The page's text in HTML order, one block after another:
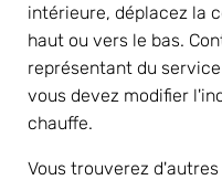
intérieure, déplacez la
haut ou vers le bas.
représentant du
vous devez modifier
chauffe.
Vous trouverez